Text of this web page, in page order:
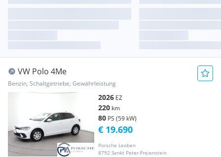
VW Polo 4Me
Benzin, Schaltgetriebe, Gewährleistung
2026 EZ
220 km
80 PS (59 kW)
Porsche Leoben
8792 Sankt Peter-Freienstein
€ 19.690